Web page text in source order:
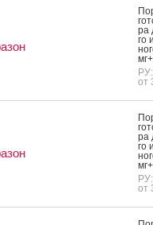
ра
го
от
ра
го
от